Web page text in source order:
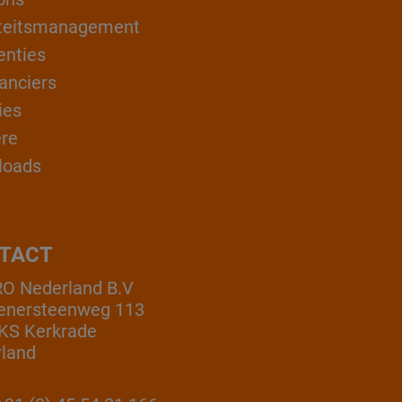
Nederland B.V
113
Kerkrade